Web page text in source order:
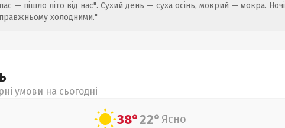
— пішло літо від нас". Сухий день — суха осінь, мокрий — мокра. Ночі
холодними."
умови на сьогодні
38°22° Ясно